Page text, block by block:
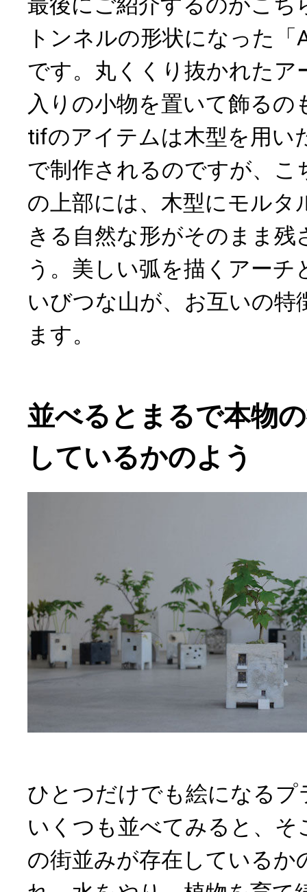
トンネルの形状になった「
です。丸くくり抜かれたア
入りの小物を置いて飾るの
tifのアイテムは木型を用い
で制作されるのですが、こ
の上部には、木型にモルタ
きる自然な形がそのまま
う。美しい弧を描くアーチ
いびつな山が、お互いの特
ます。
並べるとまるで本物
しているかのよう
ひとつだけでも絵になるプ
いくつも並べてみると、そ
の街並みが存在しているか